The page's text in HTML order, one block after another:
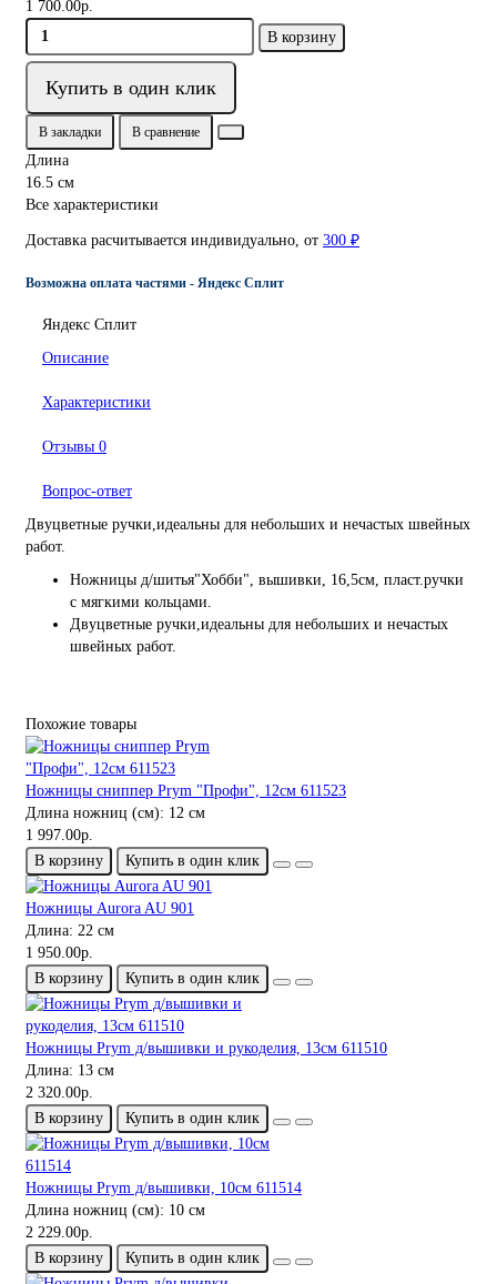
1 700.00р.
В корзину
Купить в один клик
В закладки В сравнение
Длина
16.5 см
Все характеристики
Доставка расчитывается индивидуально, от 300 ₽
Возможна оплата частями - Яндекс Сплит
Яндекс Сплит
Описание
Характеристики
Отзывы 0
Вопрос-ответ
Двуцветные ручки,идеальны для небольших и нечастых швейных
работ.
Ножницы д/шитья"Хобби", вышивки, 16,5см, пласт.ручки
с мягкими кольцами.
Двуцветные ручки,идеальны для небольших и нечастых
швейных работ.
Похожие товары
Ножницы сниппер Prym "Профи", 12см 611523
Длина ножниц (см): 12 см
1 997.00р.
В корзину
Купить в один клик
Ножницы Aurora AU 901
Длина: 22 см
1 950.00р.
В корзину
Купить в один клик
Ножницы Prym д/вышивки и рукоделия, 13см 611510
Длина: 13 см
2 320.00р.
В корзину
Купить в один клик
Ножницы Prym д/вышивки, 10см 611514
Длина ножниц (см): 10 см
2 229.00р.
В корзину
Купить в один клик